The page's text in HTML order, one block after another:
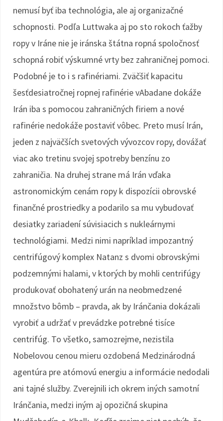
nemusí byť iba technológia, ale aj organizačné
schopnosti. Podľa Luttwaka aj po sto rokoch ťažby
ropy v Iráne nie je iránska štátna ropná spoločnosť
schopná robiť výskumné vrty bez zahraničnej pomoci.
Podobné je to i s rafinériami. Zväčšiť kapacitu
šesťdesiatročnej ropnej rafinérie vAbadane dokáže
Irán iba s pomocou zahraničných firiem a nové
rafinérie nedokáže postaviť vôbec. Preto musí Irán,
jeden z najväčších svetových vývozcov ropy, dovážať
viac ako tretinu svojej spotreby benzínu zo
zahraničia. Na druhej strane má Irán vďaka
astronomickým cenám ropy k dispozícii obrovské
finančné prostriedky a podarilo sa mu vybudovať
desiatky zariadení súvisiacich s nukleárnymi
technológiami. Medzi nimi napríklad impozantný
centrifúgový komplex Natanz s dvomi obrovskými
podzemnými halami, v ktorých by mohli centrifúgy
produkovať obohatený urán na neobmedzené
množstvo bômb – pravda, ak by Iránčania dokázali
vyrobiť a udržať v prevádzke potrebné tisíce
centrifúg. To všetko, samozrejme, nezistila
Nobelovou cenou mieru ozdobená Medzinárodná
agentúra pre atómovú energiu a informácie nedodali
ani tajné služby. Zverejnili ich okrem iných samotní
Iránčania, medzi iným aj opozičná skupina